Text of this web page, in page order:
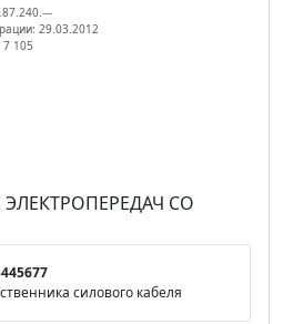
29.03.2012
105
СО
силового кабеля